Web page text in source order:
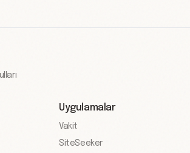
Uygulamalar
Vakit
SiteSeeker